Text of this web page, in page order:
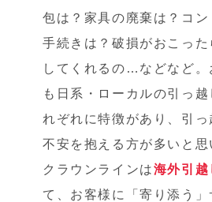
包は？家具の廃棄は？コ
手続きは？破損がおこっ
してくれるの…などなど。
も日系・ローカルの引っ
れぞれに特徴があり、引っ
不安を抱える方が多いと思
クラウンラインは海外引越
て、お客様に「寄り添う